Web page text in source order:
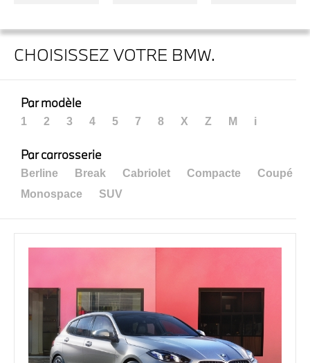
CHOISISSEZ VOTRE BMW.
Par modèle
1 2 3 4 5 7 8 X Z M i
Par carrosserie
Berline Break Cabriolet Compacte
Coupé
Monospace
SUV